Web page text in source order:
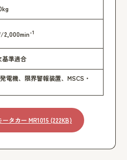
2,000min-1
基準適合
電機、限界警報装置、MSCS・
タカー MR1015 (222KB)